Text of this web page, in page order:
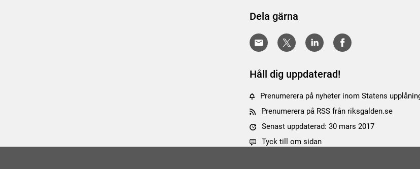
Dela gärna
Håll dig uppdaterad!
Prenumerera på nyheter inom Statens
Prenumerera på RSS från riksgalden.se
Senast uppdaterad: 30 mars 2017
Tyck till om sidan